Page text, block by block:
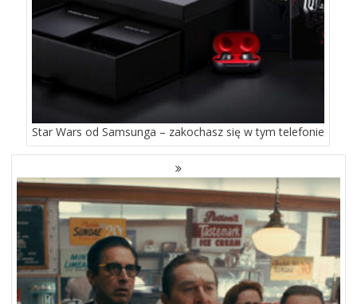
Star Wars od Samsunga – zakochasz się w tym telefonie